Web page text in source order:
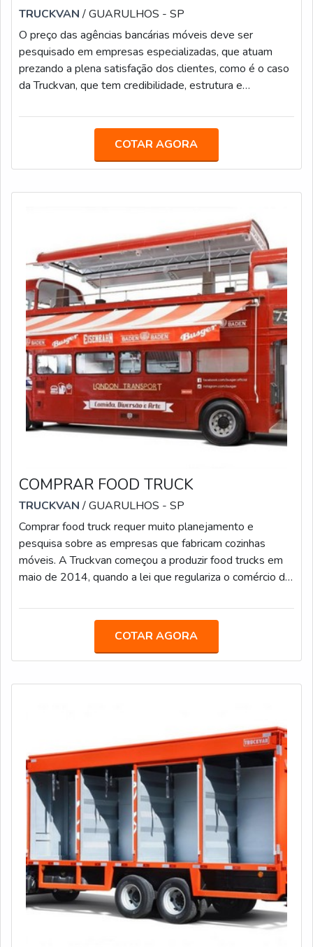
TRUCKVAN/ GUARULHOS - SP
O preço das agências bancárias móveis deve ser
pesquisado em empresas especializadas, que atuam
prezando a plena satisfação dos clientes, como é o caso
da Truckvan, que tem credibilidade, estrutura e
companhia desenvolve muitas agências móveis para
unidades têm a vantagem de proporcionar mais
comodidade e praticidade para o público, aproximando-
COTAR AGORA
COMPRAR FOOD TRUCK
TRUCKVAN/ GUARULHOS - SP
Comprar food truck requer muito planejamento e
pesquisa sobre as empresas que fabricam cozinhas
móveis. A Truckvan começou a produzir food trucks em
maio de 2014, quando a lei que regulariza o comércio de
A empresa já entregou mais de 80 food trucks.
de veículos; Ampla estrutura fabril; Equipe de
especialistas em engenharia, elétrica, hidráulica e
COTAR AGORA